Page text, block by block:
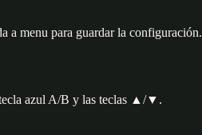
menu para guardar la configuración.
tecla azul A/B y las teclas ▲/▼.